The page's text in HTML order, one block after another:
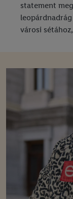
statement
városi